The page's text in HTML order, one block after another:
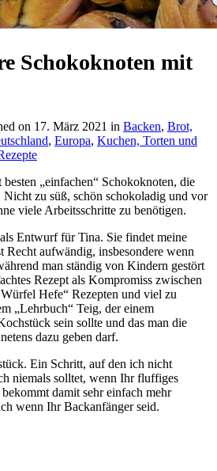
Schokoknoten mit
on 17. März 2021 in Backen, Brot,
, Europa, Kuchen, Torten und
„einfachen“ Schokoknoten, die
Nicht zu süß, schön schokoladig und vor
viele Arbeitsschritte zu benötigen.
Entwurf für Tina. Sie findet meine
Recht aufwändig, insbesondere wenn
man ständig von Kindern gestört
Rezept als Kompromiss zwischen
Hefe“ Rezepten und viel zu
„Lehrbuch“ Teig, der einem
sein sollte und das man die
dazu geben darf.
Ein Schritt, auf den ich nicht
niemals solltet, wenn Ihr fluffiges
damit sehr einfach mehr
wenn Ihr Backanfänger seid.